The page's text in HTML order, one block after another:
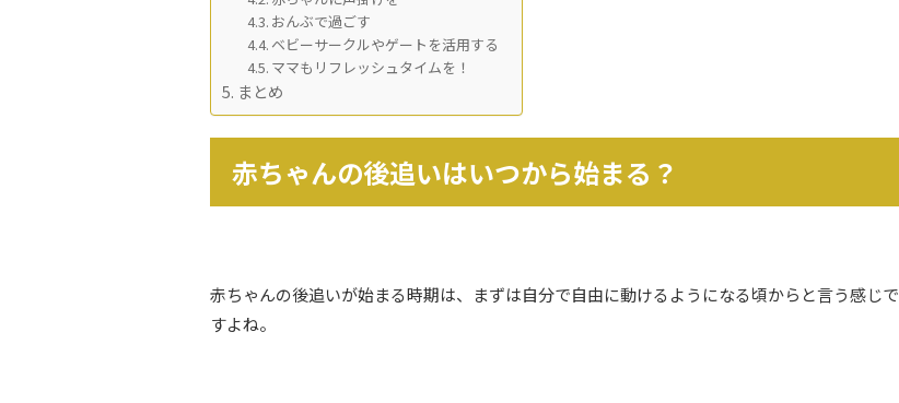
おんぶで過ごす
ベビーサークルやゲートを活用する
ママもリフレッシュタイムを！
まとめ
赤ちゃんの後追いはいつから始まる？
赤ちゃんの後追いが始まる時期は、まずは自分で自由に動けるようになる頃からと言う感じで
すよね。